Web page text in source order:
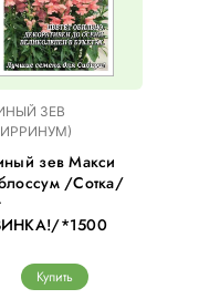
ЗЕВ
зев Макси
/Сотка/
*1500
Купить